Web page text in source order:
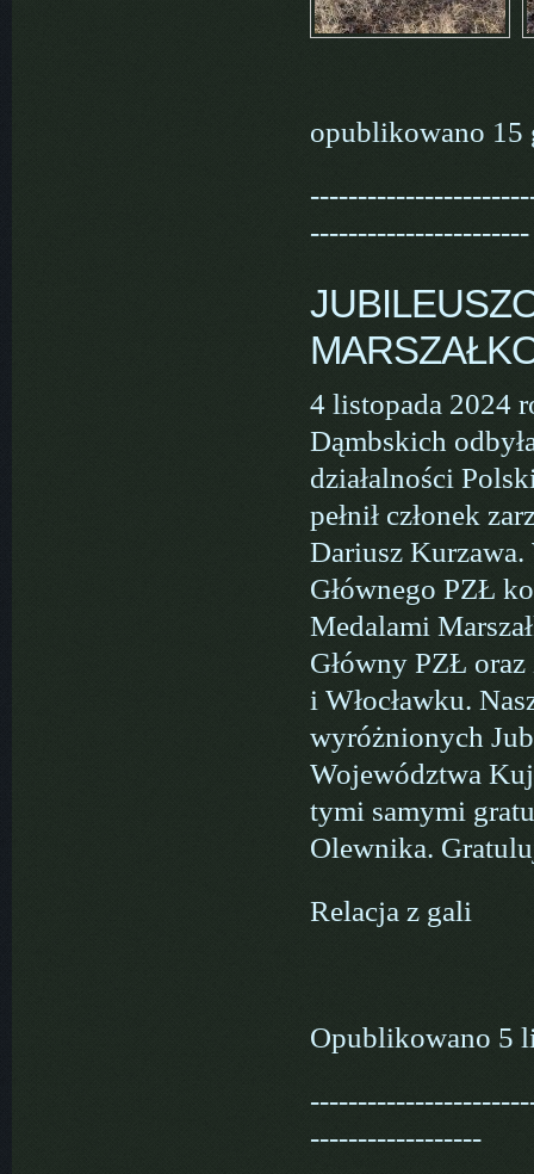
opublikowano 15
-----------------------
4 listopada 2024
Dąmbskich
działalności
pełnił członek
Dariusz Kurzawa.
Głównego PZŁ
Medalami
Główny PZŁ
i Włocławku.
wyróżnionych
Województwa
tymi samymi
Olewnika.
Relacja z gali
Opublikowano 5
------------------